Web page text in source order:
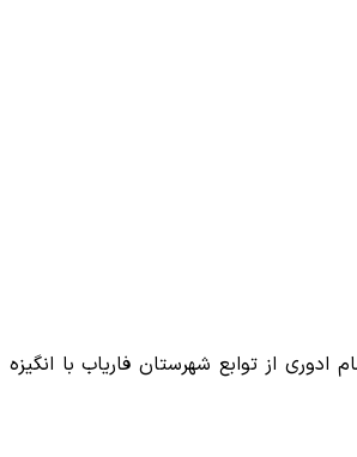
این خبر اظهار داشت: بامداد امروز فردی ۳۰ ساله در روستای مزرعه و امام ادوری از توابع شهرستان فاریاب با انگیزه